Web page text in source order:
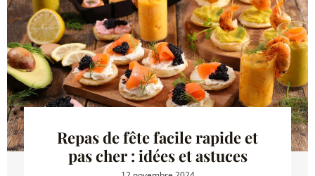
Repas de fête facile rapide et
pas cher : idées et astuces